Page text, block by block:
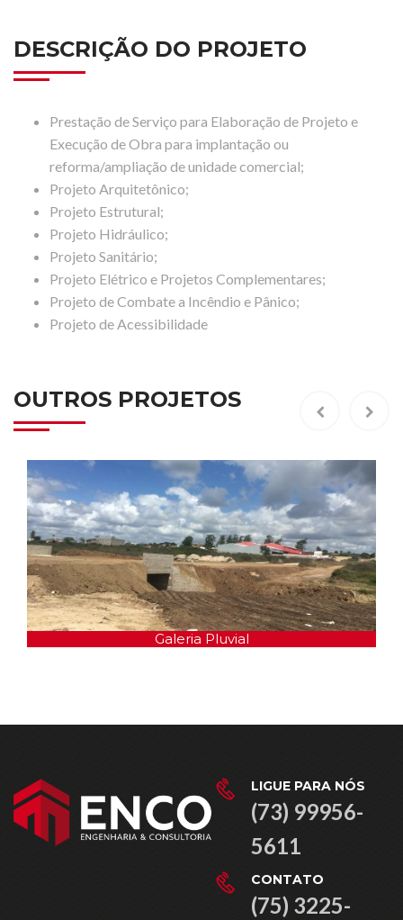
DESCRIÇÃO DO PROJETO
Prestação de Serviço para Elaboração de Projeto e
Execução de Obra para implantação ou
reforma/ampliação de unidade comercial;
Projeto Arquitetônico;
Projeto Estrutural;
Projeto Hidráulico;
Projeto Sanitário;
Projeto Elétrico e Projetos Complementares;
Projeto de Combate a Incêndio e Pânico;
Projeto de Acessibilidade
OUTROS PROJETOS
Galeria Pluvial
LIGUE PARA NÓS
(73) 99956-
5611
CONTATO
(75) 3225-